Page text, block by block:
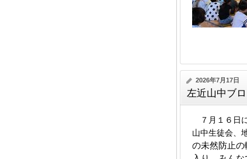
2026年7月17日
左近山中ブ
７月１６日
山中生徒会、
の未然防止